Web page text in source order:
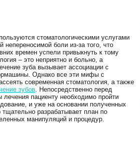
стоматологическими услугами
непереносимой боли из-за того, что
времен успели привыкнуть к тому
– это неприятно и больно, а
зуба вызывает ассоциации с
Однако все эти мифы с
современная стоматология, а также
зубов. Непосредственно перед
лечения пациенту необходимо пройти
и уже на основании полученных
тщательно разрабатывает план по
манипуляций и процедур.